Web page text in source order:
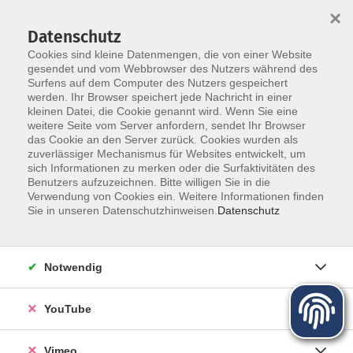
Zum Hauptinhalt springen
Der Kurs konnte nicht gefunden werden.
Über uns
Kursleiter
Partner und Referenzen
Datenschutz
Cookies sind kleine Datenmengen, die von einer Website
gesendet und vom Webbrowser des Nutzers während des
Surfens auf dem Computer des Nutzers gespeichert
werden. Ihr Browser speichert jede Nachricht in einer
kleinen Datei, die Cookie genannt wird. Wenn Sie eine
weitere Seite vom Server anfordern, sendet Ihr Browser
das Cookie an den Server zurück. Cookies wurden als
zuverlässiger Mechanismus für Websites entwickelt, um
sich Informationen zu merken oder die Surfaktivitäten des
Benutzers aufzuzeichnen. Bitte willigen Sie in die
Verwendung von Cookies ein. Weitere Informationen finden
Sie in unseren Datenschutzhinweisen. Datenschutz
×
Notwendig
YouTube